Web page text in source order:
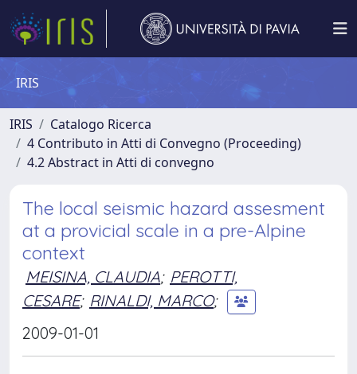
IRIS
IRIS
Catalogo Ricerca
4 Contributo in Atti di Convegno (Proceeding)
4.2 Abstract in Atti di convegno
The local seismic hazard assesment
at a provicial scale in a pre-Alpine
context
MEISINA, CLAUDIA; PEROTTI,
CESARE; RINALDI, MARCO;
2009-01-01